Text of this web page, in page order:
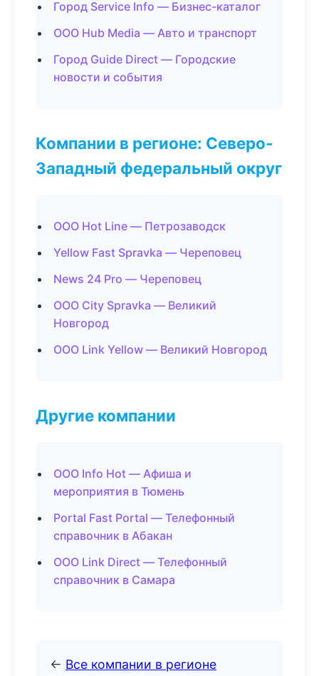
Город Service Info — Бизнес-каталог
ООО Hub Media — Авто и транспорт
Город Guide Direct — Городские
новости и события
Компании в регионе: Северо-
Западный федеральный округ
ООО Hot Line — Петрозаводск
Yellow Fast Spravka — Череповец
News 24 Pro — Череповец
ООО City Spravka — Великий
Новгород
ООО Link Yellow — Великий Новгород
Другие компании
ООО Info Hot — Афиша и
мероприятия в Тюмень
Portal Fast Portal — Телефонный
справочник в Абакан
ООО Link Direct — Телефонный
справочник в Самара
← Все компании в регионе